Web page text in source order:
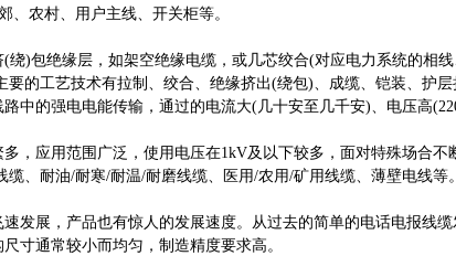
、农村、用户主线、开关柜等。
)包绝缘层，如架空绝缘电缆，或几芯绞合(对应电力系统的相
的工艺技术有拉制、绞合、绝缘挤出(绕包)、成缆、铠装、护
中的强电电能传输，通过的电流大(几十安至几千安)、电压高
应用范围广泛，使用电压在1kV及以下较多，面对特殊场合不
、耐油/耐寒/耐温/耐磨线缆、医用/农用/矿用线缆、薄壁电线等。
展，产品也有惊人的发展速度。从过去的简单的电话电报线缆
寸通常较小而均匀，制造精度要求高。